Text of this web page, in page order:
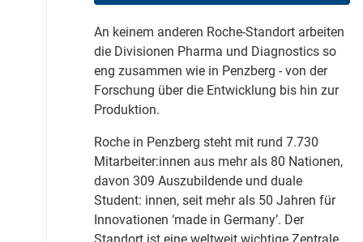
An keinem anderen Roche-Standort arbeiten
die Divisionen Pharma und Diagnostics so
eng zusammen wie in Penzberg - von der
Forschung über die Entwicklung bis hin zur
Produktion.
Roche in Penzberg steht mit rund 7.730
Mitarbeiter:innen aus mehr als 80 Nationen,
davon 309 Auszubildende und duale
Student: innen, seit mehr als 50 Jahren für
Innovationen ‘made in Germany’. Der